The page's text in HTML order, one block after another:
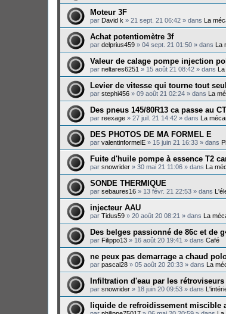
Moteur 3F
par David k » 21 sept. 21 06:42 » dans La
Achat potentiomètre 3f
par delprius459 » 04 sept. 21 01:50 » dans La
Valeur de calage pompe injection
par neltares6251 » 15 août 21 08:42 » dans
Levier de vitesse qui tourne tout seul
par stephi456 » 09 août 21 02:24 » dans La
Des pneus 145/80R13 ca passe au
par reexage » 27 juil. 21 14:42 » dans La
DES PHOTOS DE MA FORMEL E
par valentinformelE » 15 juin 21 16:33 » dans
Fuite d'huile pompe à essence T2
par snowrider » 30 mai 21 11:06 » dans La
SONDE THERMIQUE
par sebaures16 » 13 févr. 21 22:53 » dans
injecteur AAU
par Tidus59 » 20 août 20 08:21 » dans La
Des belges passionné de 86c et de
par Filippo13 » 16 août 20 19:41 » dans Café
ne peux pas demarrage a chaud
par pascal28 » 05 août 20 20:33 » dans La
Infiltration d'eau par les rétroviseurs
par snowrider » 18 juin 20 09:53 » dans
liquide de refroidissement miscible